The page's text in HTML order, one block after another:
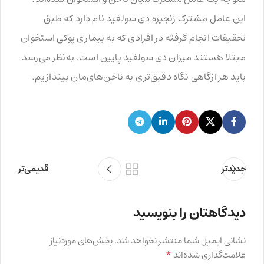
این عامل مشترک زنجیره دی سولفید نام دارد که طبق
تحقیقات انجام گرفته در افرادی که به بیماری پوکی استخوان
مبتلا هستند میزان دی سولفید پایین است. به‌نظر می‌رسد
باید هر ازگاهی نگاه دقیق‌تری به ناخن‌های‌مان بیندازیم.
جدیدتر قدیمی‌تر
دیدگاهتان را بنویسید
نشانی ایمیل شما منتشر نخواهد شد.بخش‌های موردنیاز
علامت‌گذاری شده‌اند*